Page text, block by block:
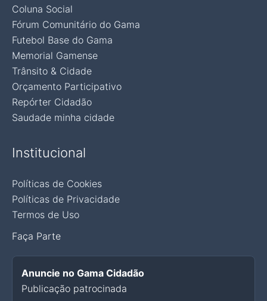
Coluna Social
Fórum Comunitário do Gama
Futebol Base do Gama
Memorial Gamense
Trânsito & Cidade
Orçamento Participativo
Repórter Cidadão
Saudade minha cidade
Institucional
Políticas de Cookies
Políticas de Privacidade
Termos de Uso
Faça Parte
Anuncie no Gama Cidadão
Publicação patrocinada